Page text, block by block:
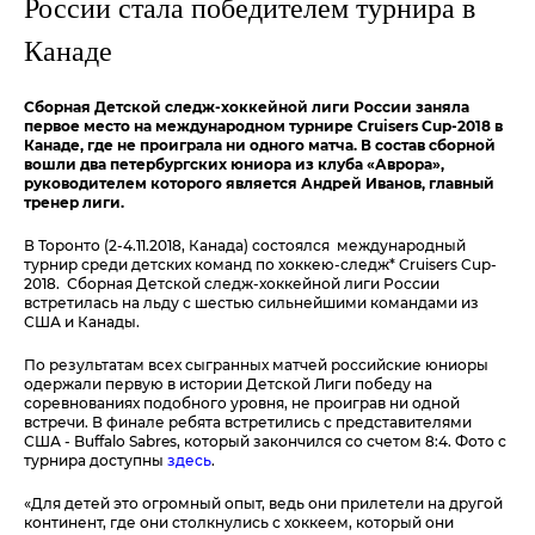
России стала победителем турнира в
Канаде
Сборная Детской следж-хоккейной лиги России заняла
первое место на международном турнире Cruisers Cup-2018 в
Канаде, где не проиграла ни одного матча. В состав сборной
вошли два петербургских юниора из клуба «Аврора»,
руководителем которого является Андрей Иванов, главный
тренер лиги.
В Торонто (2-4.11.2018, Канада) состоялся международный
турнир среди детских команд по хоккею-следж* Cruisers Cup-
2018. Сборная Детской следж-хоккейной лиги России
встретилась на льду с шестью сильнейшими командами из
США и Канады.
По результатам всех сыгранных матчей российские юниоры
одержали первую в истории Детской Лиги победу на
соревнованиях подобного уровня, не проиграв ни одной
встречи. В финале ребята встретились с представителями
США - Buffalo Sabres, который закончился со счетом 8:4. Фото с
турнира доступны здесь.
«Для детей это огромный опыт, ведь они прилетели на другой
континент, где они столкнулись с хоккеем, который они